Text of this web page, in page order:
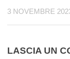
3 NOVEMBRE
LASCIA UN